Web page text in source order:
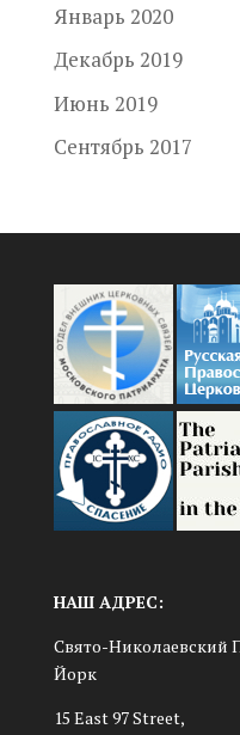
Январь 2020
Декабрь 2019
Июнь 2019
Сентябрь 2017
НАШ АДРЕС:
Свято-Николаевский
Йорк
15 East 97 Street,